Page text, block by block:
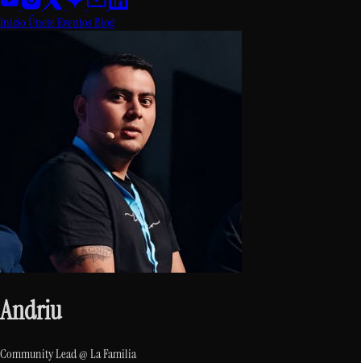
InicioÚneteEventosBlog
Andriu
Community Lead @ La Familia